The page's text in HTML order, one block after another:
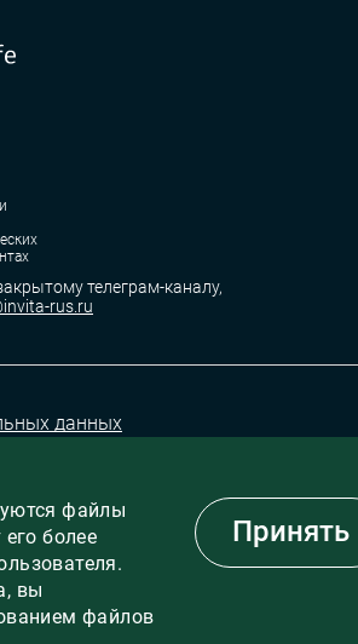
телеграм-каналу,
rus.ru
данных
файлы
более
вы
файлов
Принять